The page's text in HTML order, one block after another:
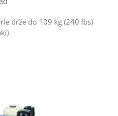
drže do 109 kg (240 lbs)